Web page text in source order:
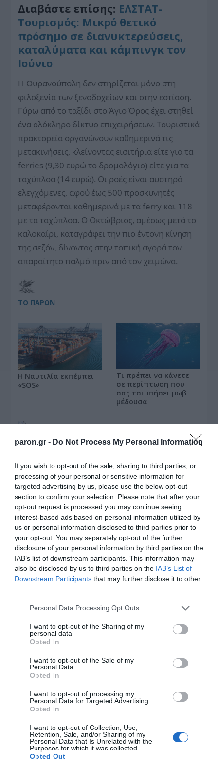
paron.gr - Do Not Process My Personal Information
If you wish to opt-out of the sale, sharing to third parties, or
processing of your personal or sensitive information for
targeted advertising by us, please use the below opt-out
section to confirm your selection. Please note that after your
opt-out request is processed you may continue seeing
interest-based ads based on personal information utilized by
us or personal information disclosed to third parties prior to
your opt-out. You may separately opt-out of the further
disclosure of your personal information by third parties on the
IAB’s list of downstream participants. This information may
also be disclosed by us to third parties on the IAB’s List of
Downstream Participants that may further disclose it to other
Please note that this website/app uses one or more Google
not limited to your visit or usage behaviour. You may click to
grant or deny consent to Google and its third-party tags to
use your data for below specified purposes in below Google
consent section.
Personal Data Processing Opt Outs
I want to opt-out of the Sharing of my
personal data.
Opted In
I want to opt-out of the Sale of my
Personal Data.
Opted In
I want to opt-out of processing my
Personal Data for Targeted Advertising.
Opted In
I want to opt-out of Collection, Use,
Retention, Sale, and/or Sharing of my
Personal Data that Is Unrelated with the
Purposes for which it was collected.
Opted Out
Διαβάστε επίσης: ΕΛΣΤΑΤ-
Τουρισμός: Μικρό θετικό
πρόσημο σε διανυκτερεύσεις,
καταλύματα και κάμπινγκ τον
Ιούνιο
Η Ουρανούπολη δεν στηρίζεται μόνο στη
φιλοξενία των ξενοδοχείων και στην εστίαση.
Γύρω από το ταξίδι στο Άγιο Όρος έχει στηθεί
ένα ολόκληρο δίκτυο επιχειρήσεων. Τουριστικά
πρακτορεία οργανώνουν καθημερινά τις
μετακινήσεις, κλείνοντας εισιτήρια είτε για τα
ferries (9,30 ευρώ το δρομολόγιο) είτε για τα
ταχύπλοα (14 ευρώ). Οι ροές είναι αυστηρά
ελεγχόμενες, αφού έως 500 προσκυνητές
μεταφέρονται καθημερινά με τα ferry και 118
με τα ταχύπλοα. Ο Οκτώβριος, αμέσως μετά το
καλοκαίρι, καταγράφει την πιο έντονη κίνηση
της σεζόν, δίνοντας στην τοπική αγορά τον
απαραίτητο παλμό πριν από τον χειμώνα.
ΤΟ ΠΑΡΟΝ
Η Ναυτιλία εκπέμπει
«SOS»
Τι πρέπει να κάνετε
σε περίπτωση που
σας τσιμπήσει μωβ
μέδουσα
«November rain» (βίντεο)
Χωνάκι ή κυπελλάκι; Σε
αυτά τα 5
παγωτατζίδικα της
Αθήνας η απάντηση
είναι…και τα δύο!
Αυτός είναι ο λόγος
που οι beauty lovers
αντικαθιστούν το
μαύρο μολύβι με καφέ
το καλοκαίρι
Αυτά είναι τα 4 prints στα μαγιό που θα βλέπεις
Πεινάς και εσύ μετά το
ξενύχτι; 5 καντίνες
στην Αθήνα που